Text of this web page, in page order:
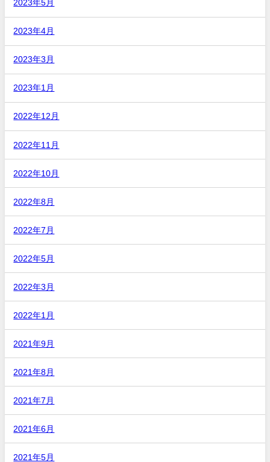
2023年5月
2023年4月
2023年3月
2023年1月
2022年12月
2022年11月
2022年10月
2022年8月
2022年7月
2022年5月
2022年3月
2022年1月
2021年9月
2021年8月
2021年7月
2021年6月
2021年5月